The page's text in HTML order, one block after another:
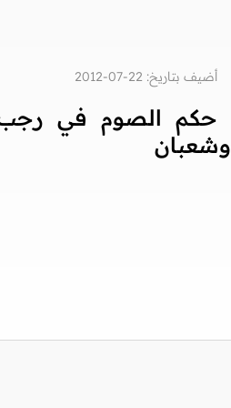
أضيف بتاريخ: 22-07-2012
حكم الصوم في
وشعبان